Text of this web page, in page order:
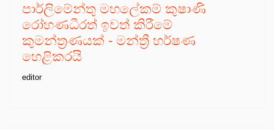
පාර්ලිමේන්තු මහලේකම් කුෂාණි
රෝහණධීරත් ඉවත් කිරීමේ
කුමන්ත්‍රණයක් - මන්ත්‍රී හර්ෂණ
හෙළිකරයි
editor